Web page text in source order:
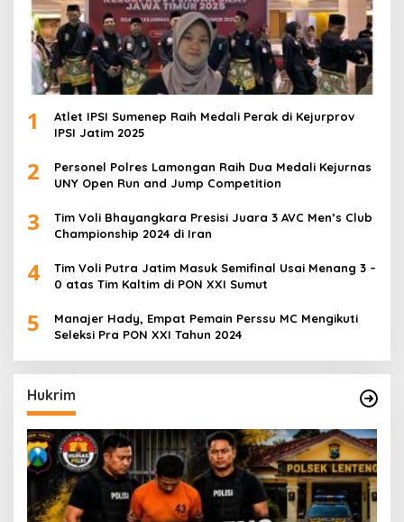
1
Atlet IPSI Sumenep Raih Medali Perak di Kejurprov
IPSI Jatim 2025
2
Personel Polres Lamongan Raih Dua Medali Kejurnas
UNY Open Run and Jump Competition
3
Tim Voli Bhayangkara Presisi Juara 3 AVC Men’s Club
Championship 2024 di Iran
4
Tim Voli Putra Jatim Masuk Semifinal Usai Menang 3 –
0 atas Tim Kaltim di PON XXI Sumut
5
Manajer Hady, Empat Pemain Perssu MC Mengikuti
Seleksi Pra PON XXI Tahun 2024
Hukrim